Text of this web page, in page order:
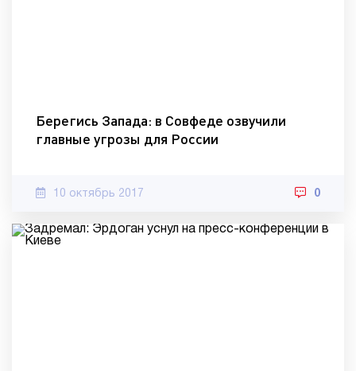
Берегись Запада: в Совфеде озвучили
главные угрозы для России
10 октябрь 2017 0